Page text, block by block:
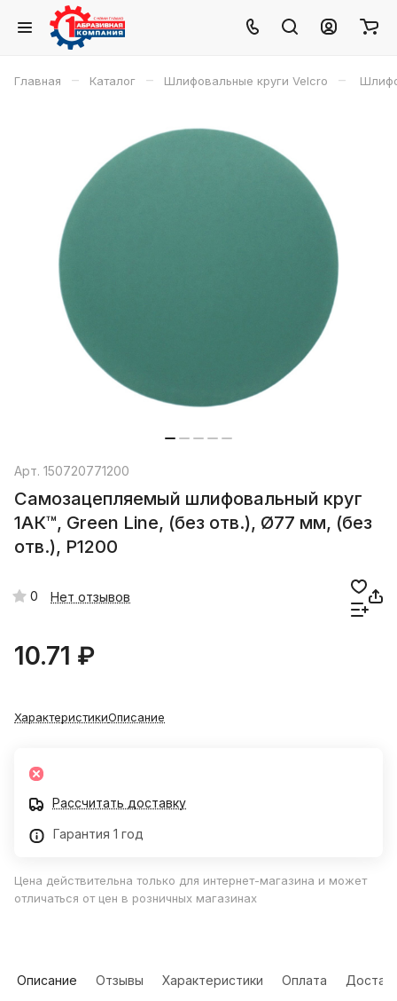
Главная – Каталог – Шлифовальные круги Velcro –
Арт. 150720771200
Самозацепляемый шлифовальный круг
1АК™, Green Line, (без отв.), Ø77 мм, (без
отв.), P1200
0 Нет отзывов
10.71 ₽
ХарактеристикиОписание
Рассчитать доставку
Гарантия 1 год
Цена действительна только для интернет-магазина и может
отличаться от цен в розничных магазинах
Описание Отзывы Характеристики Оплата